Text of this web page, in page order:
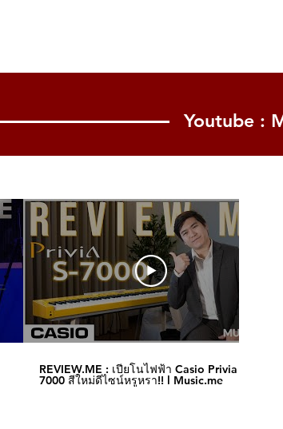
Youtube :
REVIEW.ME : เปียโนไฟฟ้า Casio Privia S-
7000 สีใหม่ดีไซน์หรูหรา!! l Music.me